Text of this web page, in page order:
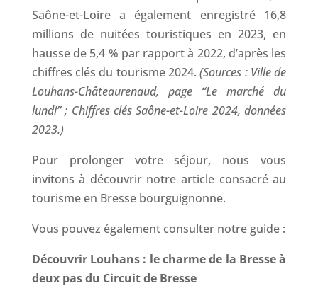
Saône-et-Loire a également enregistré 16,8
millions de nuitées touristiques en 2023, en
hausse de 5,4 % par rapport à 2022, d’après les
chiffres clés du tourisme 2024.(Sources : Ville de
Louhans-Châteaurenaud, page “Le marché du
lundi” ; Chiffres clés Saône-et-Loire 2024, données
2023.)
Pour prolonger votre séjour, nous vous
invitons à découvrir notre article consacré au
tourisme en Bresse bourguignonne.
Vous pouvez également consulter notre guide :
Découvrir Louhans : le charme de la Bresse à
deux pas du Circuit de Bresse